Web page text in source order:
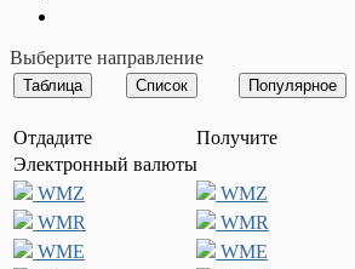
Выберите направление
Отдадите
Получите
Электронный валюты
WMZ
WMZ
WMR
WMR
WME
WME